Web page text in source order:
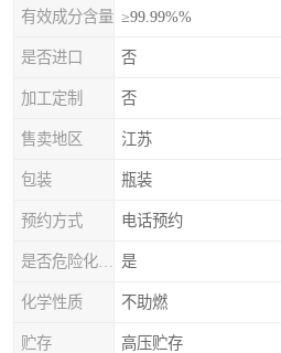
有效成分含量 ≥99.99%%
是否进口 否
加工定制 否
售卖地区 江苏
包装 瓶装
预约方式 电话预约
是
化学性质 不助燃
贮存 高压贮存